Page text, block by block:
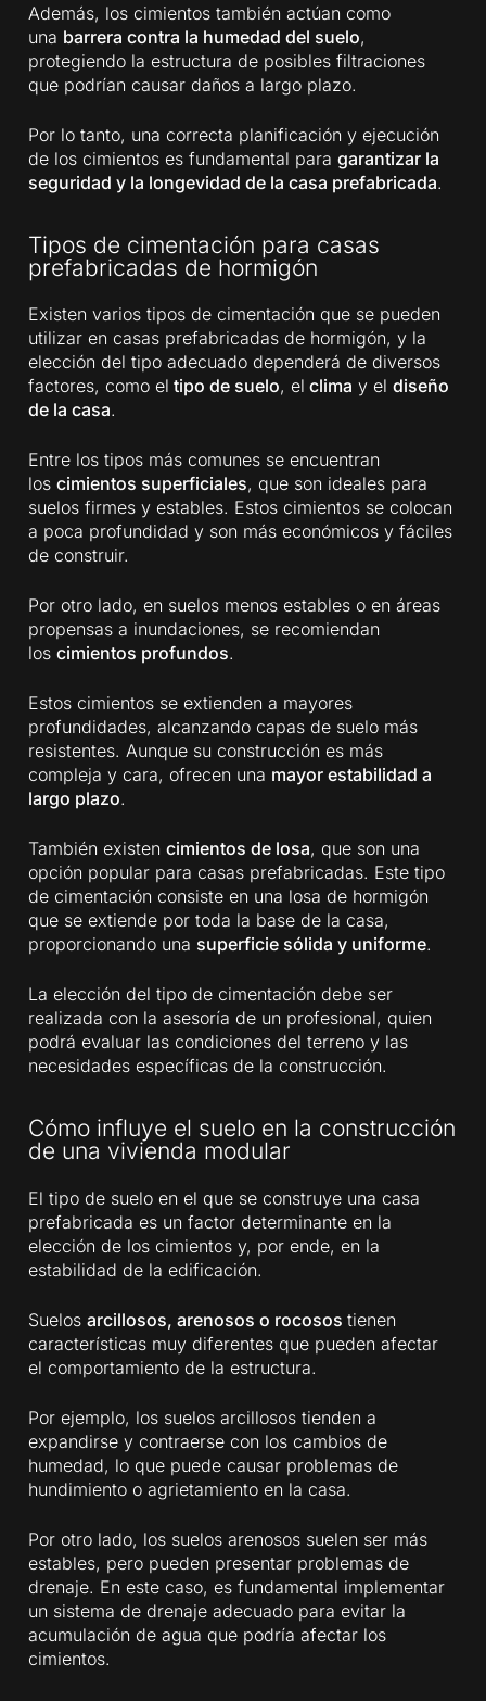
Además, los cimientos también actúan como
una barrera contra la humedad del suelo,
protegiendo la estructura de posibles filtraciones
que podrían causar daños a largo plazo.
Por lo tanto, una correcta planificación y ejecución
de los cimientos es fundamental paragarantizar la
seguridad y la longevidad de la casa prefabricada.
Tipos de cimentación para casas
prefabricadas de hormigón
Existen varios tipos de cimentación que se pueden
utilizar en casas prefabricadas de hormigón, y la
elección del tipo adecuado dependerá de diversos
factores, como el tipo de suelo, el clima y eldiseño
de la casa.
Entre los tipos más comunes se encuentran
loscimientos superficiales, que son ideales para
suelos firmes y estables. Estos cimientos se colocan
a poca profundidad y son más económicos y fáciles
de construir.
Por otro lado, en suelos menos estables o en áreas
propensas a inundaciones, se recomiendan
loscimientos profundos.
Estos cimientos se extienden a mayores
profundidades, alcanzando capas de suelo más
resistentes. Aunque su construcción es más
compleja y cara, ofrecen una mayor estabilidad a
largo plazo.
También existencimientos de losa, que son una
opción popular para casas prefabricadas. Este tipo
de cimentación consiste en una losa de hormigón
que se extiende por toda la base de la casa,
proporcionando una superficie sólida y uniforme.
La elección del tipo de cimentación debe ser
realizada con la asesoría de un profesional, quien
podrá evaluar las condiciones del terreno y las
necesidades específicas de la construcción.
Cómo influye el suelo en la construcción
de una vivienda modular
El tipo de suelo en el que se construye una casa
prefabricada es un factor determinante en la
elección de los cimientos y, por ende, en la
estabilidad de la edificación.
Suelosarcillosos, arenosos o rocosostienen
características muy diferentes que pueden afectar
el comportamiento de la estructura.
Por ejemplo, los suelos arcillosos tienden a
expandirse y contraerse con los cambios de
humedad, lo que puede causar problemas de
hundimiento o agrietamiento en la casa.
Por otro lado, los suelos arenosos suelen ser más
estables, pero pueden presentar problemas de
drenaje. En este caso, es fundamental implementar
un sistema de drenaje adecuado para evitar la
acumulación de agua que podría afectar los
cimientos.